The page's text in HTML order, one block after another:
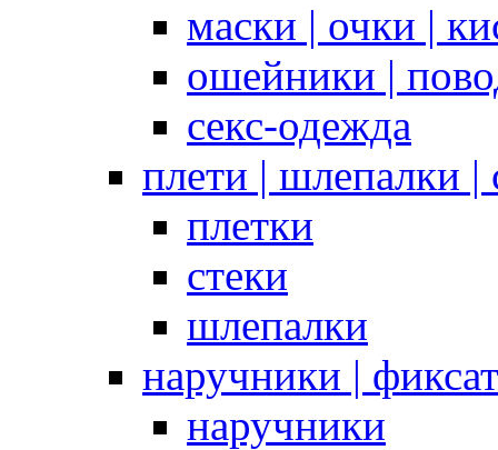
маски | очки |
ошейники |
секс-одежда
плети | шлепалки |
плетки
стеки
шлепалки
наручники |
наручники